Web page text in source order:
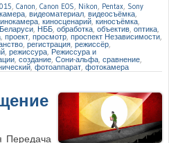
Canon Canon EOS Nikon Pentax Sony
видеоматериал видеосъёмка
,киносценарий киносъёмка
НББ обработка объектив оптика
проект просмотр проспект Независимости
регистрация режиссёр
режиссура ,Режиссура и
создание Сони-альфа сравнение
,фотоаппарат фотокамера
Передача